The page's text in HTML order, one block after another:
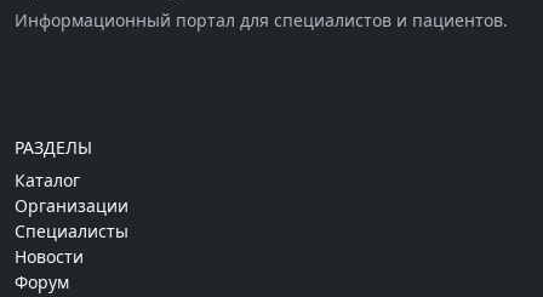
Информационный портал для специалистов и пациентов.
РАЗДЕЛЫ
Каталог
Организации
Специалисты
Новости
Форум